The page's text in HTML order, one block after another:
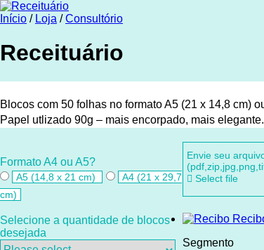
Início / Loja / Consultório
Receituário
Blocos com 50 folhas no formato A5 (21 x 14,8 cm)
Papel utlizado 90g – mais encorpado, mais elegante.
Formato A4 ou A5?
A5 (14,8 x 21 cm)
A4 (21 x 29,7
cm)
Selecione a quantidade de blocos
desejada
Envie seu
Select file
Segmento